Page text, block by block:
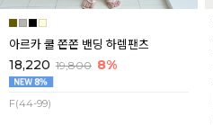
아르카 쿨 쫀쫀 밴딩 하렘팬츠
18,220 19,800 8%
F(44-99)